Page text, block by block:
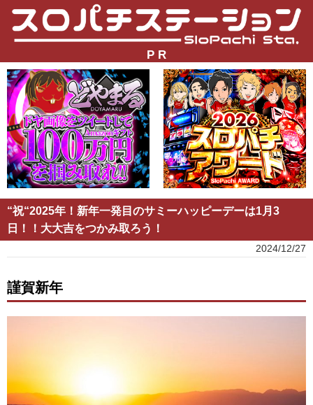
P R
“祝“2025年！新年一発目のサミーハッピーデーは1月3
日！！大大吉をつかみ取ろう！
2024/12/27
謹賀新年